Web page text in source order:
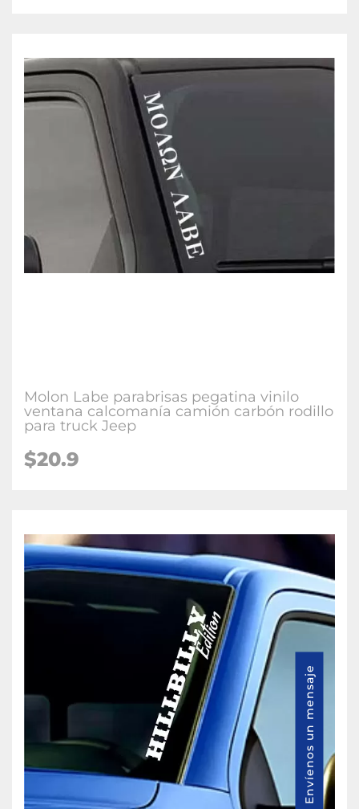
Molon Labe parabrisas pegatina vinilo
ventana calcomanía camión carbón rodillo
para truck Jeep
$20.9
Envíenos un mensaje